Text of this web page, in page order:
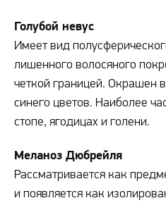
Голубой невус
Имеет вид
лишенного волосяного
четкой границей. Окрашен
синего цветов. Наиболее
стопе, ягодицах и голени.
Меланоз Дюбрейля
Рассматривается как
и появляется как